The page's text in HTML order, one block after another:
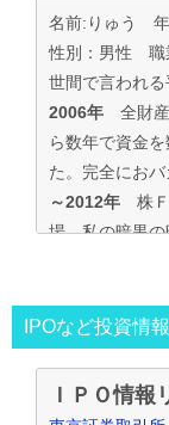
名前:りゅう
性別：男性 職
世間で言われ
2006年 全財産
ら数年で資金
た。完全におバ
～2012年 株Ｆ
場。私の暗黒
投資の王道は手
く事と気付く。
IPO投資で毎年
～2016年目標
IPOなど投資情
ＩＰＯ情報